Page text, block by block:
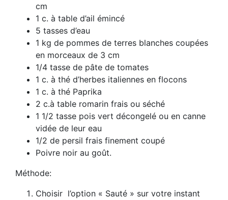
cm
1 c. à table d’ail émincé
5 tasses d’eau
1 kg de pommes de terres blanches coupées
en morceaux de 3 cm
1/4 tasse de pâte de tomates
1 c. à thé d’herbes italiennes en flocons
1 c. à thé Paprika
2 c.à table romarin frais ou séché
1 1/2 tasse pois vert décongelé ou en canne
vidée de leur eau
1/2 de persil frais finement coupé
Poivre noir au goût.
Méthode:
Choisir l’option « Sauté » sur votre instant